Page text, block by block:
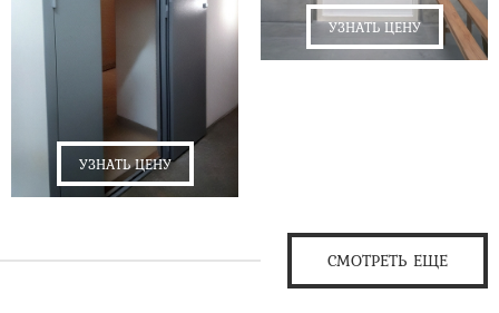
УЗНАТЬ ЦЕНУ
УЗНАТЬ ЦЕНУ
СМОТРЕТЬ ЕЩЕ